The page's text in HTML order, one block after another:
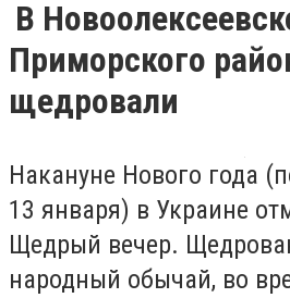
В
Приморского
щедровали
Накануне Нового года
13 января) в Украине
Щедрый вечер.
народный обычай, во